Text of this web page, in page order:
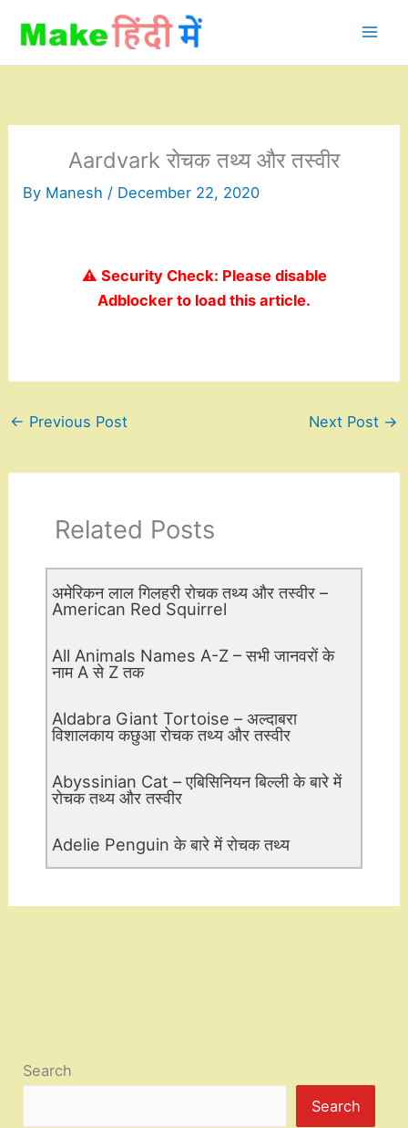
content
Aardvark रोचक तथ्य और तस्वीर
By Manesh / December 22, 2020
⚠️ Security Check: Please disable
Adblocker to load this article.
← Previous Post Next Post →
Related Posts
अमेरिकन लाल गिलहरी रोचक तथ्य और तस्वीर –
American Red Squirrel
All Animals Names A-Z – सभी जानवरों के
नाम A से Z तक
Aldabra Giant Tortoise – अल्दाबरा
विशालकाय कछुआ रोचक तथ्य और तस्वीर
Abyssinian Cat – एबिसिनियन बिल्ली के बारे में
रोचक तथ्य और तस्वीर
Adelie Penguin के बारे में रोचक तथ्य
Search
Search